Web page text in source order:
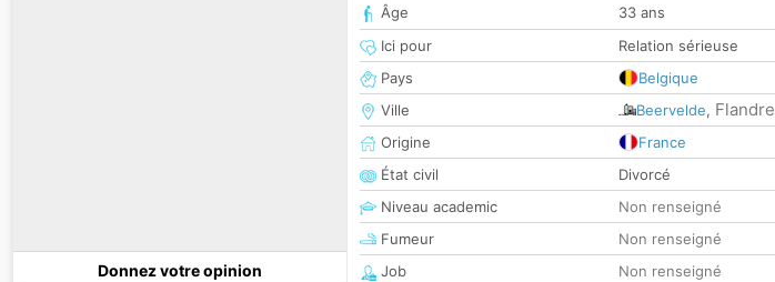
Donnez votre opinion
Âge
33 ans
Ici pour
Relation sérieuse
Pays
Belgique
Ville
Beervelde, Flandre
Origine
France
État civil
Divorcé
Niveau academic
Non renseigné
Fumeur
Non renseigné
Job
Non renseigné